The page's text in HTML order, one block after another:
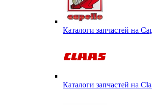
Каталоги запчастей на
Каталоги запчастей на